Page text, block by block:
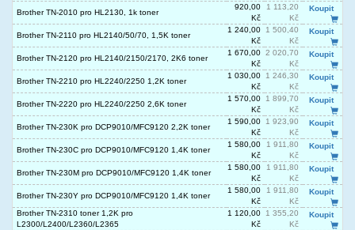
Brother TN-2010 pro HL2130, 1k toner
920,00
Kč
1 113,20
Kč
Koupit
Brother TN-2110 pro HL2140/50/70, 1,5K toner
1 240,00
Kč
1 500,40
Kč
Koupit
Brother TN-2120 pro HL2140/2150/2170, 2K6 toner
1 670,00
Kč
2 020,70
Kč
Koupit
Brother TN-2210 pro HL2240/2250 1,2K toner
1 030,00
Kč
1 246,30
Kč
Koupit
Brother TN-2220 pro HL2240/2250 2,6K toner
1 570,00
Kč
1 899,70
Kč
Koupit
Brother TN-230K pro DCP9010/MFC9120 2,2K toner
1 590,00
Kč
1 923,90
Kč
Koupit
Brother TN-230C pro DCP9010/MFC9120 1,4K toner
1 580,00
Kč
1 911,80
Kč
Koupit
Brother TN-230M pro DCP9010/MFC9120 1,4K toner
1 580,00
Kč
1 911,80
Kč
Koupit
Brother TN-230Y pro DCP9010/MFC9120 1,4K toner
1 580,00
Kč
1 911,80
Kč
Koupit
Brother TN-2310 toner 1,2K pro
L2300/L2400/L2360/L2365
1 120,00
Kč
1 355,20
Kč
Koupit